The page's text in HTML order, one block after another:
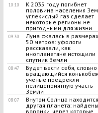
10:10
К 2035 году погибнет
половина населения
углекислый газ сделает
некоторые регионы не
пригодными для жизни
09:30
Луна сжалась в
50 метров: уфологи
рассказали, как
инопланетяне истощили
спутник Земли
08:47
Будет вести себя, словно
вращающийся
ученые предрекли
нелицеприятную участь
Земли
08:07
Внутри Солнца находится
другая планета: найдены
воронки, через которые